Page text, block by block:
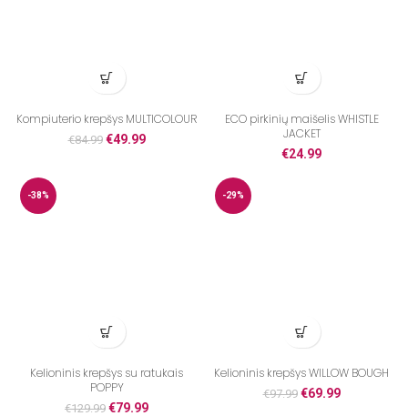
Kompiuterio krepšys MULTICOLOUR
€84.99 €49.99
ECO pirkinių maišelis WHISTLE
JACKET
€24.99
-38%
Kelioninis krepšys su ratukais
POPPY
€129.99 €79.99
-29%
Kelioninis krepšys WILLOW BOUGH
€97.99 €69.99